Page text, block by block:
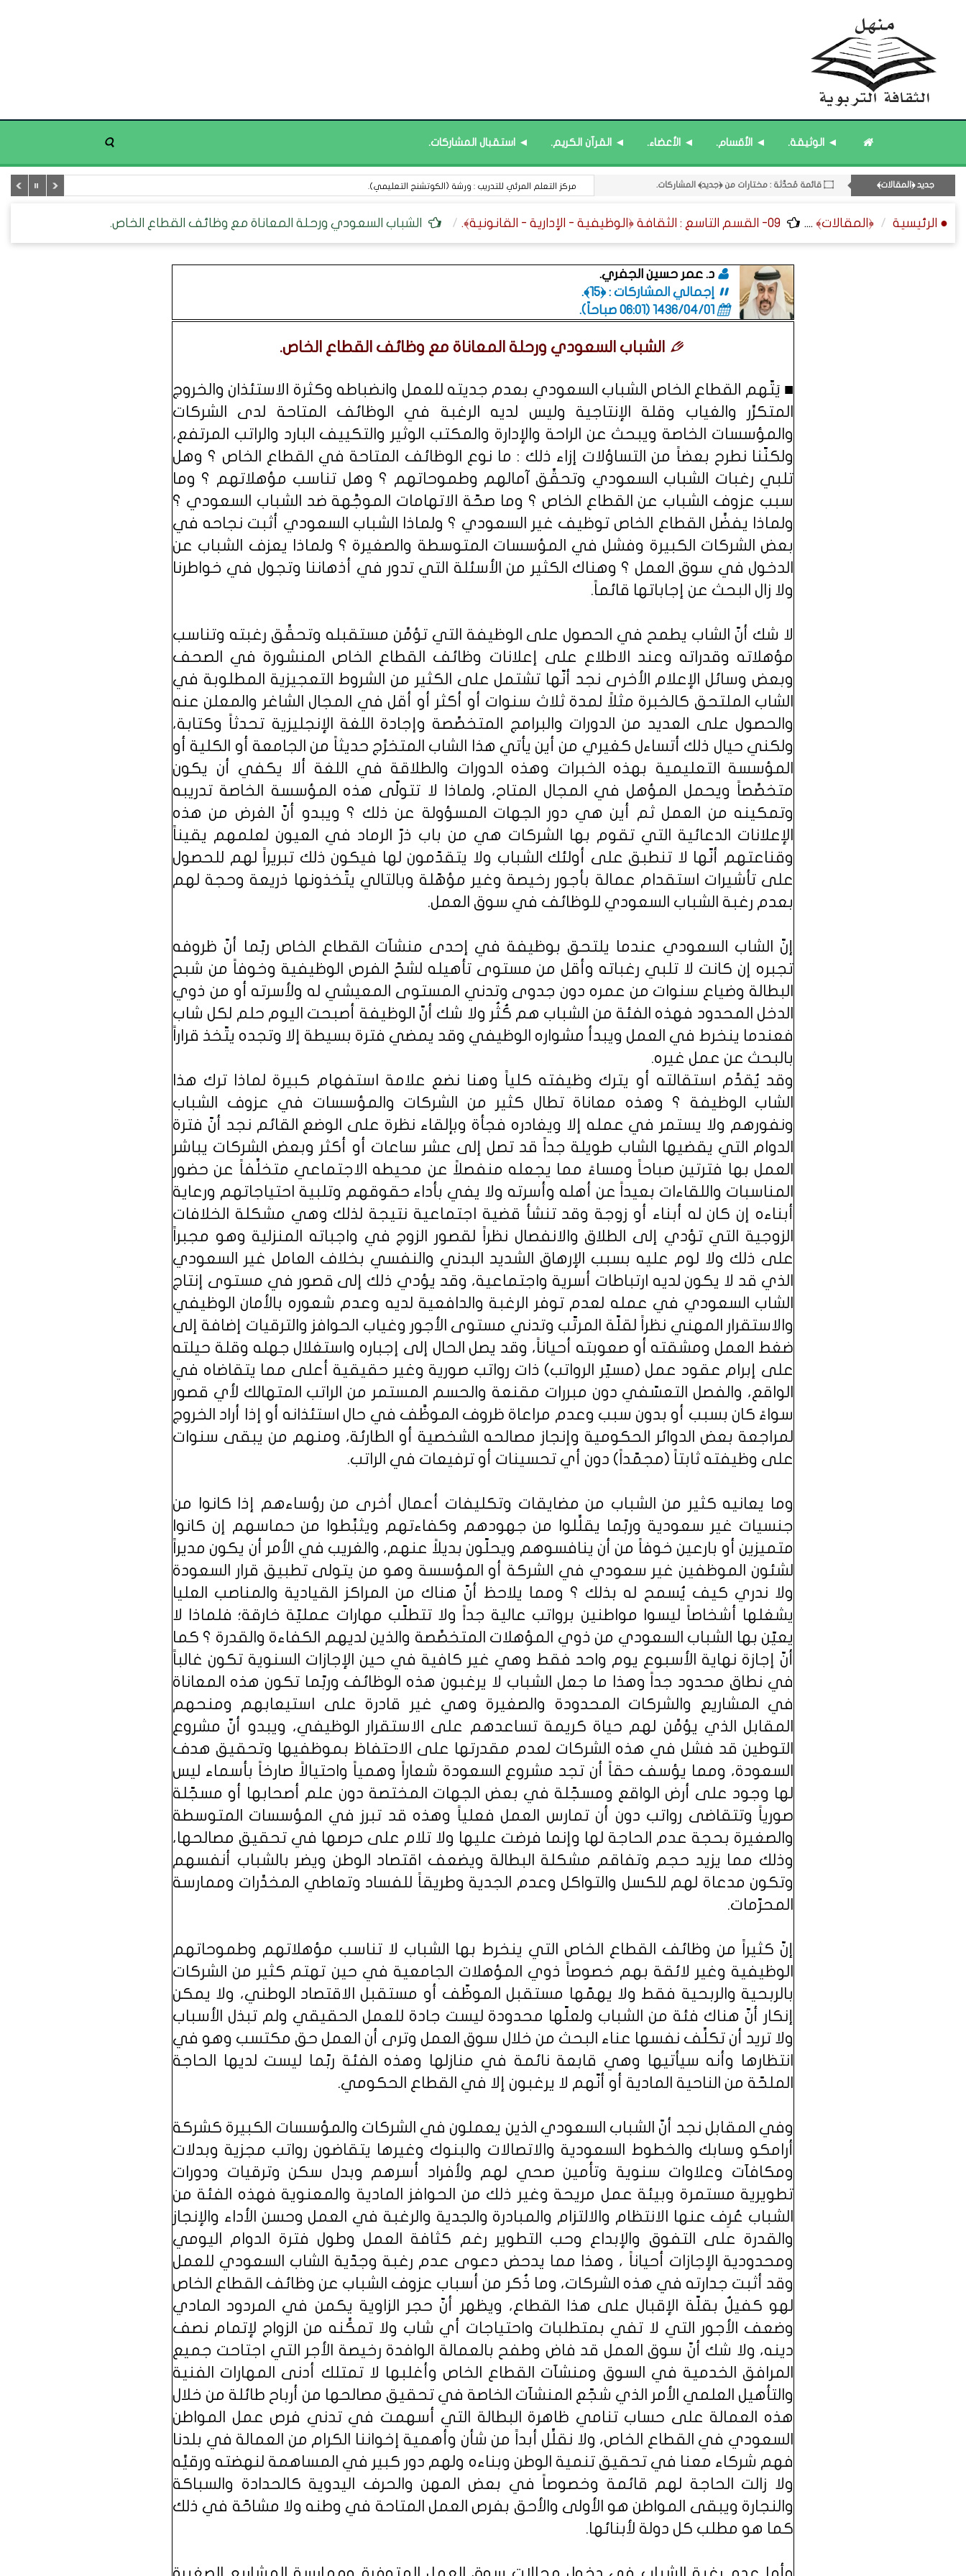
◄ الوثيقة. ◄ الأقسام. ◄ الأعضاء. ◄ القرآن الكريم. ◄ استقبال المشاركات.
جديد ﴿المقالات﴾
۝ قائمة مُثبتة : إدارة منهل الثقافة التربوية.
۝ قائمة مُثبتة : مشرف منهل الثقافة التربوية.
۝ ﴿القوائم - المشاركات﴾ المُحدَّثة.
11- القسم الحادي عشر : ﴿اللقاءات الشخصية - الثقافة المتسلسلة﴾.
۝ قائمة مُحدَّثة : مختارات من ﴿جديد﴾ المشاركات. في المواد المعرفية : الخسارة التي لا تُعوَّض.
● الرئيسية ﴿المقالات﴾ .... 09- القسم التاسع : الثقافة ﴿الوظيفية - الإدارية - القانونية﴾. الشباب السعودي ورحلة المعاناة مع وظائف القطاع الخاص.
د. عمر حسين الجفري.
إجمالي المشاركات : ﴿15﴾.
1436/04/01 (06:01 صباحاً)
.
الشباب السعودي ورحلة المعاناة مع وظائف القطاع الخاص.
■ يَتّهم القطاع الخاص الشباب السعودي بعدم جديته للعمل وانضباطه وكثرة الاستئذان والخروج
المتكرِّر والغياب وقلة الإنتاجية وليس لديه الرغبة في الوظائف المتاحة لدى الشركات
والمؤسسات الخاصة ويبحث عن الراحة والإدارة والمكتب الوثير والتكييف البارد والراتب المرتفع،
ولكنّنا نطرح بعضاً من التساؤلات إزاء ذلك : ما نوع الوظائف المتاحة في القطاع الخاص ؟ وهل
تلبي رغبات الشباب السعودي وتحقِّق آمالهم وطموحاتهم ؟ وهل تناسب مؤهلاتهم ؟ وما
سبب عزوف الشباب عن القطاع الخاص ؟ وما صحّة الاتهامات الموجَّهة ضد الشباب السعودي ؟
ولماذا يفضِّل القطاع الخاص توظيف غير السعودي ؟ ولماذا الشباب السعودي أثبت نجاحه في
بعض الشركات الكبيرة وفشل في المؤسسات المتوسطة والصغيرة ؟ ولماذا يعزف الشباب عن
الدخول في سوق العمل ؟ وهناك الكثير من الأسئلة التي تدور في أذهاننا وتجول في خواطرنا
ولا زال البحث عن إجاباتها قائماً.
لا شك أنّ الشاب يطمح في الحصول على الوظيفة التي تؤمِّن مستقبله وتحقِّق رغبته وتناسب
مؤهلاته وقدراته وعند الاطلاع على إعلانات وظائف القطاع الخاص المنشورة في الصحف
وبعض وسائل الإعلام الأخرى نجد أنّها تشتمل على الكثير من الشروط التعجيزية المطلوبة في
الشاب الملتحق كالخبرة مثلاً لمدة ثلاث سنوات أو أكثر أو أقل في المجال الشاغر والمعلن عنه
والحصول على العديد من الدورات والبرامج المتخصِّصة وإجادة اللغة الإنجليزية تحدثاً وكتابة،
ولكني حيال ذلك أتساءل كغيري من أين يأتي هذا الشاب المتخرِّج حديثاً من الجامعة أو الكلية أو
المؤسسة التعليمية بهذه الخبرات وهذه الدورات والطلاقة في اللغة ألا يكفي أن يكون
متخصِّصاً ويحمل المؤهل في المجال المتاح، ولماذا لا تتولّى هذه المؤسسة الخاصة تدريبه
وتمكينه من العمل ثم أين هي دور الجهات المسؤولة عن ذلك ؟ ويبدو أنّ الغرض من هذه
الإعلانات الدعائية التي تقوم بها الشركات هي من باب ذرّ الرماد في العيون لعلمهم يقيناً
وقناعتهم أنّها لا تنطبق على أولئك الشباب ولا يتقدّمون لها فيكون ذلك تبريراً لهم للحصول
على تأشيرات استقدام عمالة بأجور رخيصة وغير مؤهّلة وبالتالي يتّخذونها ذريعة وحجة لهم
بعدم رغبة الشباب السعودي للوظائف في سوق العمل.
إنّ الشاب السعودي عندما يلتحق بوظيفة في إحدى منشآت القطاع الخاص ربّما أنّ ظروفه
تجبره إن كانت لا تلبي رغباته وأقل من مستوى تأهيله لشحّ الفرص الوظيفية وخوفاً من شبح
البطالة وضياع سنوات من عمره دون جدوى وتدني المستوى المعيشي له ولأسرته أو من ذوي
الدخل المحدود فهذه الفئة من الشباب هم كُثُر ولا شك أنّ الوظيفة أصبحت اليوم حلم لكل شاب
فعندما ينخرط في العمل ويبدأ مشواره الوظيفي وقد يمضي فترة بسيطة إلا وتجده يتّخذ قراراً
بالبحث عن عمل غيره.
وقد يُقدِّم استقالته أو يترك وظيفته كلياً وهنا نضع علامة استفهام كبيرة لماذا ترك هذا
الشاب الوظيفة ؟ وهذه معاناة تطال كثير من الشركات والمؤسسات في عزوف الشباب
ونفورهم ولا يستمر في عمله إلا ويغادره فجأة وبإلقاء نظرة على الوضع القائم نجد أنّ فترة
الدوام التي يقضيها الشاب طويلة جداً قد تصل إلى عشر ساعات أو أكثر وبعض الشركات يباشر
العمل بها فترتين صباحاً ومساءً مما يجعله منفصلاً عن محيطه الاجتماعي متخلِّفاً عن حضور
المناسبات واللقاءات بعيداً عن أهله وأسرته ولا يفي بأداء حقوقهم وتلبية احتياجاتهم ورعاية
أبناءه إن كان له أبناء أو زوجة وقد تنشأ قضية اجتماعية نتيجة لذلك وهي مشكلة الخلافات
الزوجية التي تؤدي إلى الطلاق والانفصال نظراً لقصور الزوج في واجباته المنزلية وهو مجبراً
على ذلك ولا لوم عليه بسبب الإرهاق الشديد البدني والنفسي بخلاف العامل غير السعودي
الذي قد لا يكون لديه ارتباطات أسرية واجتماعية، وقد يؤدي ذلك إلى قصور في مستوى إنتاج
الشاب السعودي في عمله لعدم توفر الرغبة والدافعية لديه وعدم شعوره بالأمان الوظيفي
والاستقرار المهني نظراً لقلّة المرتّب وتدني مستوى الأجور وغياب الحوافز والترقيات إضافة إلى
ضغط العمل ومشقته أو صعوبته أحياناً، وقد يصل الحال إلى إجباره واستغلال جهله وقلة حيلته
على إبرام عقود عمل (مسيّر الرواتب) ذات رواتب صورية وغير حقيقية أعلى مما يتقاضاه في
الواقع، والفصل التعسّفي دون مبررات مقنعة والحسم المستمر من الراتب المتهالك لأي قصور
سواءً كان بسبب أو بدون سبب وعدم مراعاة ظروف الموظَّف في حال استئذانه أو إذا أراد الخروج
لمراجعة بعض الدوائر الحكومية وإنجاز مصالحه الشخصية أو الطارئة، ومنهم من يبقى سنوات
على وظيفته ثابتاً (مجمّداً) دون أي تحسينات أو ترفيعات في الراتب.
وما يعانيه كثير من الشباب من مضايقات وتكليفات أعمال أخرى من رؤساءهم إذا كانوا من
جنسيات غير سعودية وربّما يقلِّلوا من جهودهم وكفاءتهم ويثبِّطوا من حماسهم إن كانوا
متميزين أو بارعين خوفاً من أن ينافسوهم ويحلّون بديلاً عنهم، والغريب في الأمر أن يكون مديراً
لشئون الموظفين غير سعودي في الشركة أو المؤسسة وهو من يتولى تطبيق قرار السعودة
ولا ندري كيف يُسمح له بذلك ؟ ومما يلاحظ أنّ هناك من المراكز القيادية والمناصب العليا
يشغلها أشخاصاً ليسوا مواطنين برواتب عالية جداً ولا تتطلّب مهارات عمليّة خارقة؛ فلماذا لا
يعيّن بها الشباب السعودي من ذوي المؤهلات المتخصِّصة والذين لديهم الكفاءة والقدرة ؟ كما
أنّ إجازة نهاية الأسبوع يوم واحد فقط وهي غير كافية في حين الإجازات السنوية تكون غالباً
في نطاق محدود جداً وهذا ما جعل الشباب لا يرغبون هذه الوظائف وربّما تكون هذه المعاناة
في المشاريع والشركات المحدودة والصغيرة وهي غير قادرة على استيعابهم ومنحهم
المقابل الذي يؤمِّن لهم حياة كريمة تساعدهم على الاستقرار الوظيفي، ويبدو أنّ مشروع
التوطين قد فشل في هذه الشركات لعدم مقدرتها على الاحتفاظ بموظفيها وتحقيق هدف
السعودة، ومما يؤسف حقاً أن تجد مشروع السعودة شعاراً وهمياً واحتيالاً صارخاً بأسماء ليس
لها وجود على أرض الواقع ومسجّلة في بعض الجهات المختصة دون علم أصحابها أو مسجّلة
صورياً وتتقاضى رواتب دون أن تمارس العمل فعلياً وهذه قد تبرز في المؤسسات المتوسطة
والصغيرة بحجة عدم الحاجة لها وإنما فرضت عليها ولا تلام على حرصها في تحقيق مصالحها،
وذلك مما يزيد حجم وتفاقم مشكلة البطالة ويضعف اقتصاد الوطن ويضر بالشباب أنفسهم
وتكون مدعاة لهم للكسل والتواكل وعدم الجدية وطريقاً للفساد وتعاطي المخدِّرات وممارسة
المحرّمات.
إنّ كثيراً من وظائف القطاع الخاص التي ينخرط بها الشباب لا تناسب مؤهلاتهم وطموحاتهم
الوظيفية وغير لائقة بهم خصوصاً ذوي المؤهلات الجامعية في حين تهتم كثير من الشركات
بالربحية والربحية فقط ولا يهمّها مستقبل الموظّف أو مستقبل الاقتصاد الوطني، ولا يمكن
إنكار أنّ هناك فئة من الشباب ولعلّها محدودة ليست جادة للعمل الحقيقي ولم تبذل الأسباب
ولا تريد أن تكلِّف نفسها عناء البحث من خلال سوق العمل وترى أن العمل حق مكتسب وهو في
انتظارها وأنه سيأتيها وهي قابعة نائمة في منازلها وهذه الفئة ربّما ليست لديها الحاجة
الملحّة من الناحية المادية أو أنّهم لا يرغبون إلا في القطاع الحكومي.
وفي المقابل نجد أنّ الشباب السعودي الذين يعملون في الشركات والمؤسسات الكبيرة كشركة
أرامكو وسابك والخطوط السعودية والاتصالات والبنوك وغيرها يتقاضون رواتب مجزية وبدلات
ومكافآت وعلاوات سنوية وتأمين صحي لهم ولأفراد أسرهم وبدل سكن وترقيات ودورات
تطويرية مستمرة وبيئة عمل مريحة وغير ذلك من الحوافز المادية والمعنوية فهذه الفئة من
الشباب عُرِف عنها الانتظام والالتزام والمبادرة والجدية والرغبة في العمل وحسن الأداء والإنجاز
والقدرة على التفوق والإبداع وحب التطوير رغم كثافة العمل وطول فترة الدوام اليومي
ومحدودية الإجازات أحياناً ، وهذا مما يدحض دعوى عدم رغبة وجدّية الشاب السعودي للعمل
وقد أثبت جدارته في هذه الشركات، وما ذُكر من أسباب عزوف الشباب عن وظائف القطاع الخاص
لهو كفيلٌ بقلّة الإقبال على هذا القطاع، ويظهر أنّ حجر الزاوية يكمن في المردود المادي
وضعف الأجور التي لا تفي بمتطلبات واحتياجات أي شاب ولا تمكِّنه من الزواج لإتمام نصف
دينه، ولا شك أنّ سوق العمل قد فاض وطفح بالعمالة الوافدة رخيصة الأجر التي اجتاحت جميع
المرافق الخدمية في السوق ومنشآت القطاع الخاص وأغلبها لا تمتلك أدنى المهارات الفنية
والتأهيل العلمي الأمر الذي شجّع المنشآت الخاصة في تحقيق مصالحها من أرباح طائلة من خلال
هذه العمالة على حساب تنامي ظاهرة البطالة التي أسهمت في تدني فرص عمل المواطن
السعودي في القطاع الخاص، ولا نقلِّل أبداً من شأن وأهمية إخواننا الكرام من العمالة في بلدنا
فهم شركاء معنا في تحقيق تنمية الوطن وبناءه ولهم دور كبير في المساهمة لنهضته ورقيِّه
ولا زالت الحاجة لهم قائمة وخصوصاً في بعض المهن والحرف اليدوية كالحدادة والسباكة
والنجارة ويبقى المواطن هو الأولى والأحق بفرص العمل المتاحة في وطنه ولا مشاحّة في ذلك
كما هو مطلب كل دولة لأبنائها.